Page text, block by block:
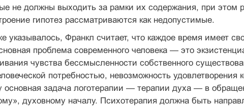
не должны выходить за рамки их содержания, при этом
гипотез рассматриваются как недопустимые.
указывалось, Франкл считает, что каждое время имеет
проблема современного человека — это
чувства бессмысленности собственного
потребностью, невозможность удовлетворения
основная задача логотерапии — терапии духа — в
духовному началу. Психотерапия должна быть